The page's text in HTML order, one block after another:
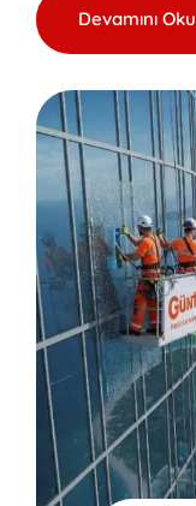
Devamını Oku